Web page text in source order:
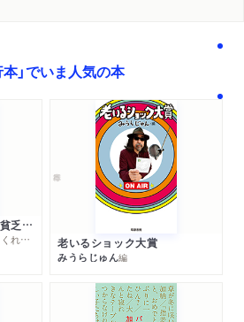
from abroad at our college is
は増えてるらしいよ）
win, you’re buying me a top-of-the-
ったら、最高級のカメラを買ってもら
hands
本」でいま人気の本
改訂版 金持ち父さん 貧乏父さん
─アメリカの金持ちが教えてくれるお金の哲学 老いるショック大賞
みうらじゅん編